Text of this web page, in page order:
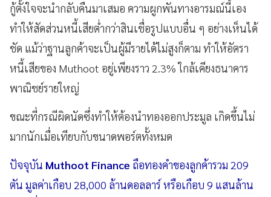
กู้ตั้งใจจะนำกลับคืนมาเสมอ ความผูกพันทางอารมณ์นี้เอง
ทำให้สัดส่วนหนี้เสียต่ำกว่าสินเชื่อรูปแบบอื่น ๆ อย่างเห็นได้
ชัด แม้ว่าฐานลูกค้าจะเป็นผู้มีรายได้ไม่สูงก็ตาม ทำให้อัตรา
หนี้เสียของ Muthoot อยู่เพียงราว 2.3% ใกล้เคียงธนาคาร
พาณิชย์รายใหญ่
ขณะที่กรณีผิดนัดซึ่งทำให้ต้องนำทองออกประมูล เกิดขึ้นไม่
มากนักเมื่อเทียบกับขนาดพอร์ตทั้งหมด
ปัจจุบัน Muthoot Finance ถือทองคำของลูกค้ารวม 209
ตัน มูลค่าเกือบ 28,000 ล้านดอลลาร์ หรือเกือบ 9 แสนล้าน